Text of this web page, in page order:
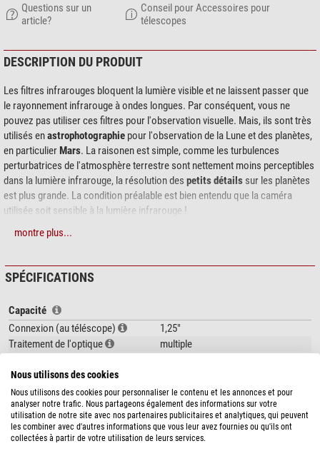
Questions sur un
article?
Conseil pour Accessoires pour
télescopes
DESCRIPTION DU PRODUIT
Les filtres infrarouges bloquent la lumière visible et ne laissent passer que
le rayonnement infrarouge à ondes longues. Par conséquent, vous ne
pouvez pas utiliser ces filtres pour l'observation visuelle. Mais, ils sont très
utilisés enastrophotographie pour l'observation de la Lune et des planètes,
en particulierMars. La raisonen est simple, comme les turbulences
perturbatrices de l'atmosphère terrestre sont nettement moins perceptibles
dans la lumière infrarouge, la résolution des petits détails sur les planètes
est plus grande. La condition préalable est bien entendu que la caméra
utilisée soit sensible à la lumière infrarouge !
montre plus...
SPÉCIFICATIONS
Capacité
Connexion (au téléscope)
1,25"
Traitement de l'optique
multiple
monture
Données générales
Série
Filter
Type
Filtre
montre plus...
Nous utilisons des cookies
Nous utilisons des cookies pour personnaliser le contenu et les annonces et pour
analyser notre trafic. Nous partageons également des informations sur votre
utilisation de notre site avec nos partenaires publicitaires et analytiques, qui peuvent
les combiner avec d'autres informations que vous leur avez fournies ou qu'ils ont
collectées à partir de votre utilisation de leurs services.